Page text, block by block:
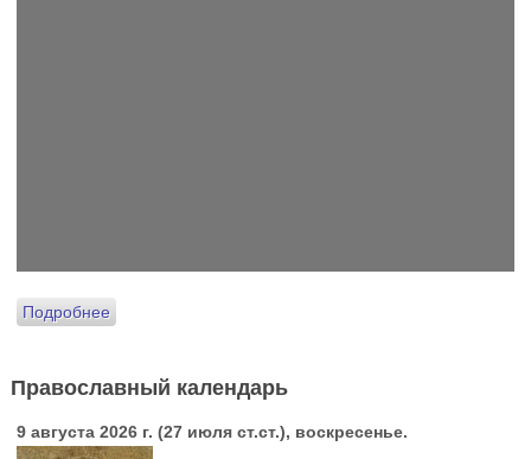
Подробнее
Православный календарь
9 августа 2026 г. (27 июля ст.ст.), воскресенье.